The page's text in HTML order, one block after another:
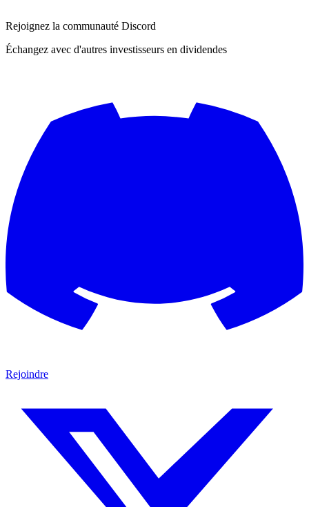
Rejoignez la communauté Discord
Échangez avec d'autres investisseurs en dividendes
Rejoindre